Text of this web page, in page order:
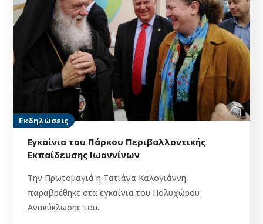
Εκδηλώσεις
Εγκαίνια του Πάρκου Περιβαλλοντικής
Εκπαίδευσης Ιωαννίνων
Την Πρωτομαγιά η Τατιάνα Καλογιάννη,
παραβρέθηκε στα εγκαίνια του Πολυχώρου
Ανακύκλωσης του...